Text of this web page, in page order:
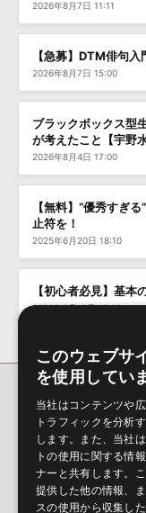
2026年8月7日 11:11
【急募】DTM俳句
2026年8月7日 15:00
ブラックボックス型
が考えたこと【宇野水
2026年8月4日 17:00
【無料】“優秀すぎ
止符を！
2025年6月20日 18:10
【初心者必見】基本
2023年2月10日 10:16
会社概要 環境保護（
サイト動作環境
利
このウェブサ
を使用してい
当社はコンテンツや
トラフィックを分析
します。また、当社
トの使用に関する情
ナーと共有します。
提供した他の情報、
スの使用から収集し